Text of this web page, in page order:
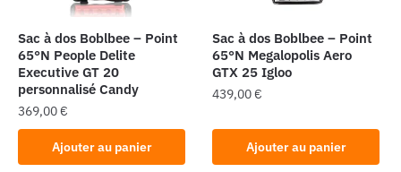
Sac à dos Boblbee – Point
65°N People Delite
Executive GT 20
personnalisé Candy
369,00€
Ajouter au panier
Sac à dos Boblbee – Point
65°N Megalopolis Aero
GTX 25 Igloo
439,00€
Ajouter au panier